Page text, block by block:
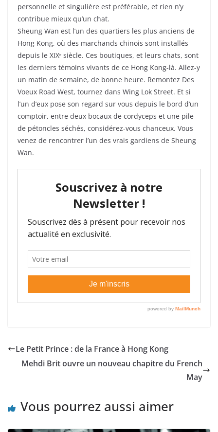
personnelle et singulière est préférable, et rien n’y
contribue mieux qu’un chat.
Sheung Wan est l’un des quartiers les plus anciens de
Hong Kong, où des marchands chinois sont installés
depuis le XIXᵉ siècle. Ces boutiques, et leurs chats, sont
les derniers témoins vivants de ce Hong Kong-là. Allez-y
un matin de semaine, de bonne heure. Remontez Des
Voeux Road West, tournez dans Wing Lok Street. Et si
l’un d’eux pose son regard sur vous depuis le bord d’un
comptoir, entre deux bocaux de cordyceps et une pile
de pétoncles séchés, considérez-vous chanceux. Vous
venez de rencontrer l’un des vrais gardiens de Sheung
Wan.
Le Petit Prince : de la France à Hong Kong
Mehdi Brit ouvre un nouveau chapitre du French
May
Vous pourrez aussi aimer